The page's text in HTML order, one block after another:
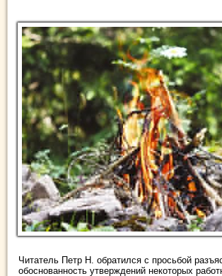
Читатель Петр Н. обратился с просьбой
обоснованность утверждений некоторых